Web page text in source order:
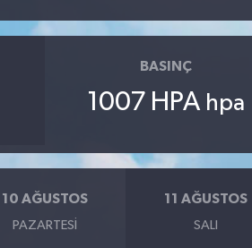
BASINÇ
1007 HPA hpa
10 AĞUSTOS
PAZARTESI
11 AĞUSTOS
SALI